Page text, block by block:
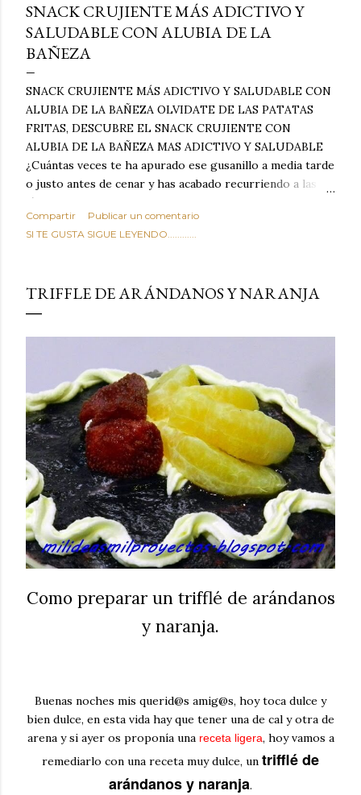
SNACK CRUJIENTE MÁS ADICTIVO Y
SALUDABLE CON ALUBIA DE LA
BAÑEZA
SNACK CRUJIENTE MÁS ADICTIVO Y SALUDABLE CON
ALUBIA DE LA BAÑEZA OLVIDATE DE LAS PATATAS
FRITAS, DESCUBRE EL SNACK CRUJIENTE CON
ALUBIA DE LA BAÑEZA MAS ADICTIVO Y SALUDABLE
¿Cuántas veces te ha apurado ese gusanillo a media tarde
o justo antes de cenar y has acabado recurriendo a las
típicas patatas de bolsa, frutos secos fritos o snacks
ultraprocesados llenos de grasas saturadas y sodio?
Todos hemos estado ahí. Sin embargo, cuidarse no tiene
satisface. Estas alubias crujientes al horno van a cambiar
por completo tu forma de ver las legumbres. Olvídate de
revolucionaria, transformaremos un ingrediente tan
humilde como la alubia de La Bañeza en un snack ligero,
dorado, cargado de proteína y 100% natural. Es el
sustituto perfecto a los frutos se...
Compartir
Publicar un comentario
SI TE GUSTA SIGUE LEYENDO............
TRIFFLE DE ARÁNDANOS Y NARANJA
Como preparar un trifflé de arándanos
y naranja.
Buenas noches mis querid@s amig@s, hoy toca dulce y
bien dulce, en esta vida hay que tener una de cal y otra de
arena y si ayer os proponía una receta ligera, hoy vamos a
remediarlo con una receta muy dulce, un trifflé de
arándanos y naranja.